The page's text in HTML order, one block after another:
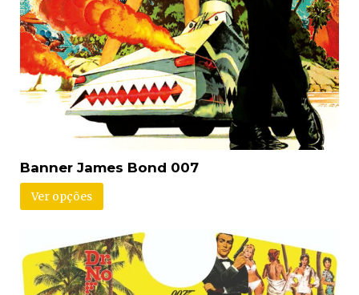
Banner James Bond 007
Ver opções